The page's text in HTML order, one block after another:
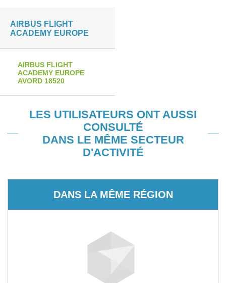
AIRBUS FLIGHT
ACADEMY EUROPE
AIRBUS FLIGHT
ACADEMY EUROPE
AVORD 18520
LES UTILISATEURS ONT AUSSI
CONSULTÉ
DANS LE MÊME SECTEUR
D'ACTIVITÉ
DANS LA MÊME RÉGION